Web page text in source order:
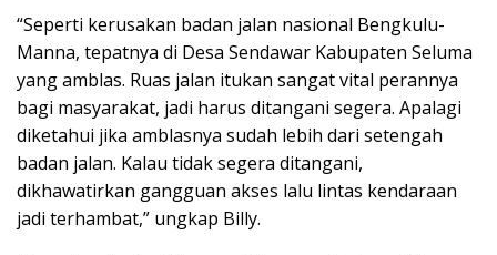
“Seperti kerusakan badan jalan nasional Bengkulu-
Manna, tepatnya di Desa Sendawar Kabupaten Seluma
yang amblas. Ruas jalan itukan sangat vital perannya
bagi masyarakat, jadi harus ditangani segera. Apalagi
diketahui jika amblasnya sudah lebih dari setengah
badan jalan. Kalau tidak segera ditangani,
dikhawatirkan gangguan akses lalu lintas kendaraan
jadi terhambat,” ungkap Billy.